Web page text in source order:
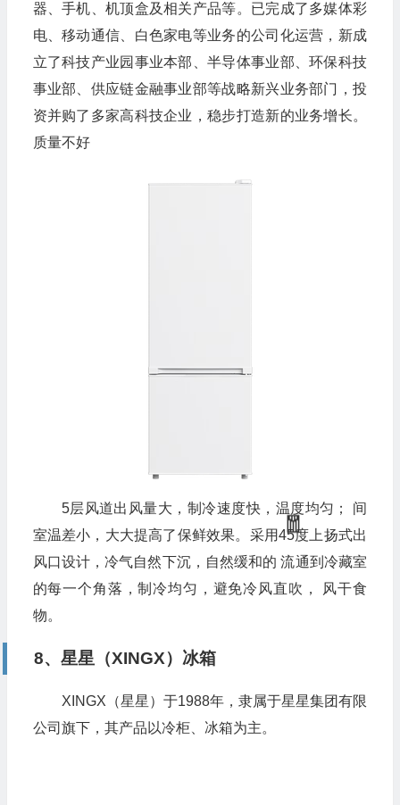
器、手机、机顶盒及相关产品等。已完成了多媒体彩
电、移动通信、白色家电等业务的公司化运营，新成
立了科技产业园事业本部、半导体事业部、环保科技
事业部、供应链金融事业部等战略新兴业务部门，投
资并购了多家高科技企业，稳步打造新的业务增长。
质量不好
5层风道出风量大，制冷速度快，温度均匀； 间
室温差小，大大提高了保鲜效果。采用45度上扬式出
风口设计，冷气自然下沉，自然缓和的 流通到冷藏室
的每一个角落，制冷均匀，避免冷风直吹， 风干食
物。
8、星星（XINGX）冰箱
XINGX（星星）于1988年，隶属于星星集团有限
公司旗下，其产品以冷柜、冰箱为主。